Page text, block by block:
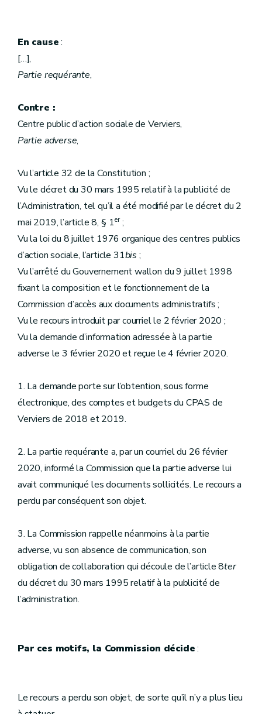
En cause:
[…],
Partie requérante,
Contre :
Centre public d’action sociale de Verviers,
Partie adverse,
Vu l’article 32 de la Constitution ;
Vu le décret du 30 mars 1995 relatif à la publicité de
l’Administration, tel qu’il a été modifié par le décret du 2
mai 2019, l’article 8, § 1er;
Vu la loi du 8 juillet 1976 organique des centres publics
d’action sociale, l’article 31bis ;
Vu l’arrêté du Gouvernement wallon du 9 juillet 1998
fixant la composition et le fonctionnement de la
Commission d’accès aux documents administratifs ;
Vu le recours introduit par courriel le 2 février 2020 ;
Vu la demande d’information adressée à la partie
adverse le 3 février 2020 et reçue le 4 février 2020.
1. La demande porte sur l’obtention, sous forme
électronique, des comptes et budgets du CPAS de
Verviers de 2018 et 2019.
2. La partie requérante a, par un courriel du 26 février
2020, informé la Commission que la partie adverse lui
avait communiqué les documents sollicités. Le recours a
perdu par conséquent son objet.
3. La Commission rappelle néanmoins à la partie
adverse, vu son absence de communication, son
obligation de collaboration qui découle de l’article 8ter
du décret du 30 mars 1995 relatif à la publicité de
l’administration.
Par ces motifs, la Commission décide:
Le recours a perdu son objet, de sorte qu’il n’y a plus lieu